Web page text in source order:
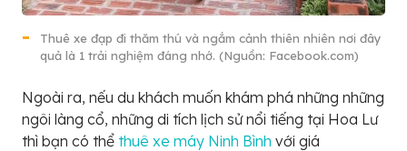
Thuê xe đạp đi thăm thú và ngắm cảnh thiên nhiên nơi đây
quả là 1 trải nghiệm đáng nhớ. (Nguồn: Facebook.com)
Ngoài ra, nếu du khách muốn khám phá những những
ngôi làng cổ, những di tích lịch sử nổi tiếng tại Hoa Lư
thì bạn có thể thuê xe máy Ninh Bình với giá